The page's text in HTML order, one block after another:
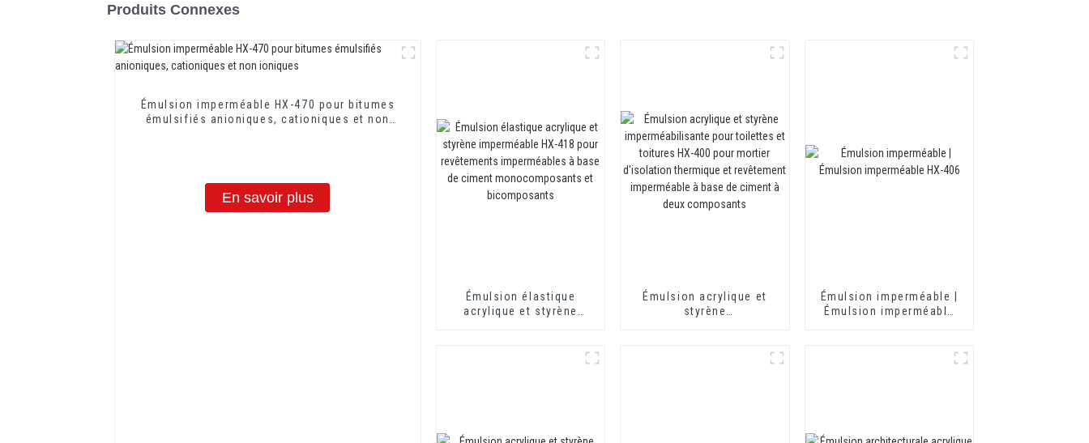
Produits Connexes
Émulsion imperméable HX-470 pour bitumes
émulsifiés anioniques, cationiques et non
En savoir plus
Émulsion élastique
acrylique et styrène
imperméables à base de
Émulsion acrylique et
styrène
Émulsion imperméable |
Émulsion imperméable